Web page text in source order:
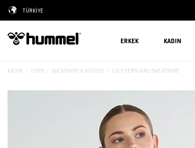
TÜRKİYE
ERKEK KADIN
KADIN GIYIM SWEATSHIRT & HOODIE LUCY FERMUARLI SWEATSHIRT